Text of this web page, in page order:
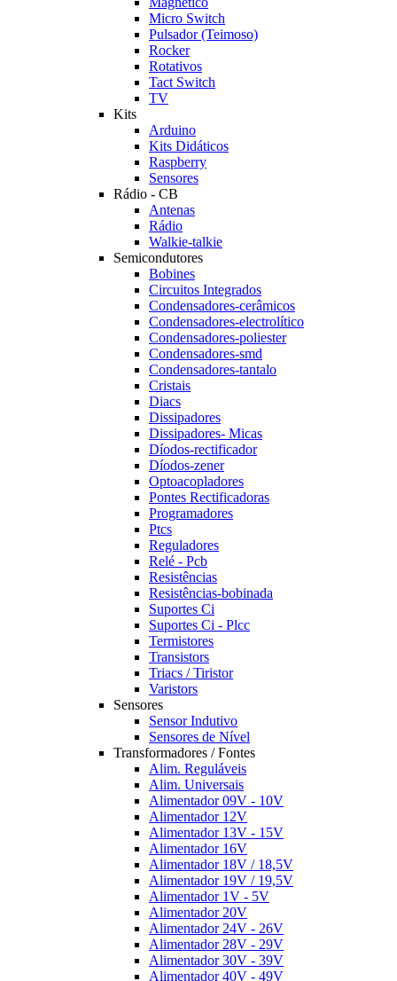
Micro Switch
Pulsador (Teimoso)
Rocker
Rotativos
Tact Switch
TV
Kits
Arduino
Kits Didáticos
Raspberry
Sensores
Rádio - CB
Antenas
Rádio
Walkie-talkie
Semicondutores
Bobines
Circuitos Integrados
Condensadores-cerâmicos
Condensadores-electrolítico
Condensadores-poliester
Condensadores-smd
Condensadores-tantalo
Cristais
Diacs
Dissipadores
Dissipadores- Micas
Díodos-rectificador
Díodos-zener
Optoacopladores
Pontes Rectificadoras
Programadores
Ptcs
Reguladores
Relé - Pcb
Resistências
Resistências-bobinada
Suportes Ci
Suportes Ci - Plcc
Termistores
Transistors
Triacs / Tiristor
Varistors
Sensores
Sensor Indutivo
Sensores de Nível
Transformadores / Fontes
Alim. Reguláveis
Alim. Universais
Alimentador 09V - 10V
Alimentador 12V
Alimentador 13V - 15V
Alimentador 16V
Alimentador 18V / 18,5V
Alimentador 19V / 19,5V
Alimentador 1V - 5V
Alimentador 20V
Alimentador 24V - 26V
Alimentador 28V - 29V
Alimentador 30V - 39V
Alimentador 40V - 49V